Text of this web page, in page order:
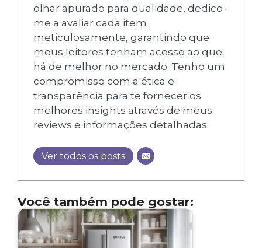
olhar apurado para qualidade, dedico-
me a avaliar cada item
meticulosamente, garantindo que
meus leitores tenham acesso ao que
há de melhor no mercado. Tenho um
compromisso com a ética e
transparência para te fornecer os
melhores insights através de meus
reviews e informações detalhadas.
Ver todos os posts
Você também pode gostar: